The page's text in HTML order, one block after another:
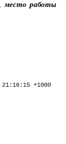
место работы
+1000